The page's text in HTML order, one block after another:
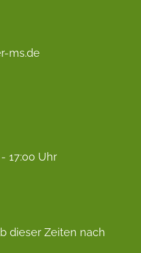
ms.de
17:00 Uhr
dieser Zeiten nach